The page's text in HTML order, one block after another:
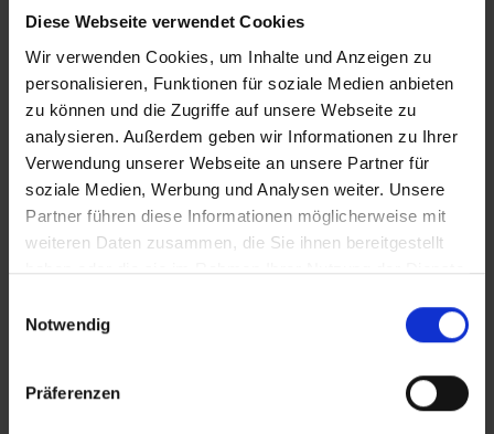
Diese Webseite verwendet Cookies
Wir verwenden Cookies, um Inhalte und Anzeigen zu
personalisieren, Funktionen für soziale Medien anbieten
zu können und die Zugriffe auf unsere Webseite zu
analysieren. Außerdem geben wir Informationen zu Ihrer
Verwendung unserer Webseite an unsere Partner für
soziale Medien, Werbung und Analysen weiter. Unsere
Partner führen diese Informationen möglicherweise mit
weiteren Daten zusammen, die Sie ihnen bereitgestellt
haben oder die sie im Rahmen Ihrer Nutzung der Dienste
Notwendig
Präferenzen
unterstützen
Performance Management, um Stationsbeurteilungen zu
erfassen und auszuwerten
Learning
, um Lerninhalte zu dokumentieren und
betriebsinternes Lernen zu organisieren.
Document Generation (Dokumentenerzeugung)
Briefe und andere Dokumente an oder für Mitarbeitende
enthalten fast immer verschiedene Stammdaten, die Sie im HR-
System vorhalten. Bisher mussten Sie diese manuell in die
und füllen
sie dann automatisch mit Inhalten wie Name, Planstelle oder
Bonusbetrag. Anschließend generieren Sie das Schreiben im